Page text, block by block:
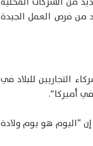
من فرص العمل الجيدة
الشركاء التجاريين للبلاد في
أميركا”.
“اليوم هو يوم ولادة